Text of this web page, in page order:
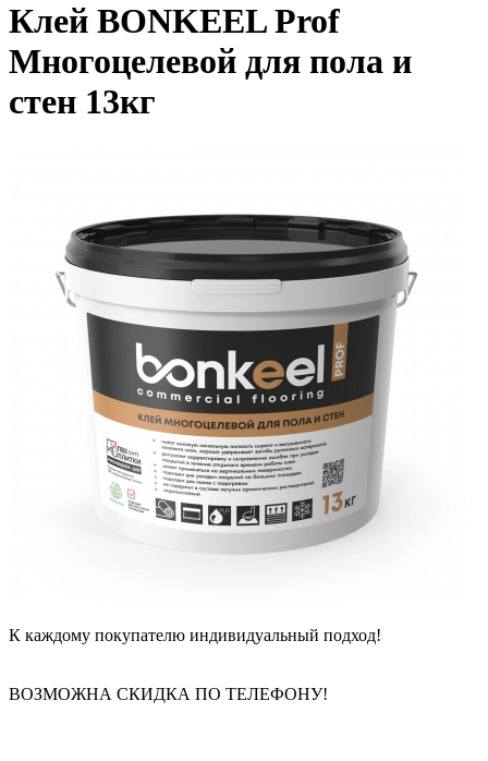
Клей BONKEEL Prof
Многоцелевой для пола и
стен 13кг
К каждому покупателю индивидуальный подход!
ВОЗМОЖНА СКИДКА ПО ТЕЛЕФОНУ!